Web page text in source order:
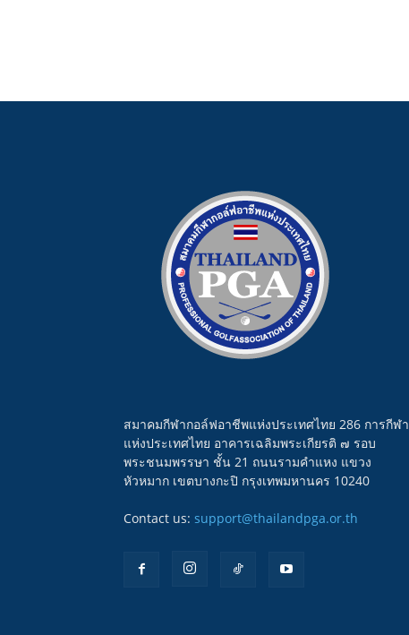
สมาคมกีฬากอล์ฟอาชีพแห่งประเทศไทย 286 การกีฬา
แห่งประเทศไทย อาคารเฉลิมพระเกียรติ ๗ รอบ
พระชนมพรรษา ชั้น 21 ถนนรามคำแหง แขวง
หัวหมาก เขตบางกะปิ กรุงเทพมหานคร 10240
Contact us: support@thailandpga.or.th